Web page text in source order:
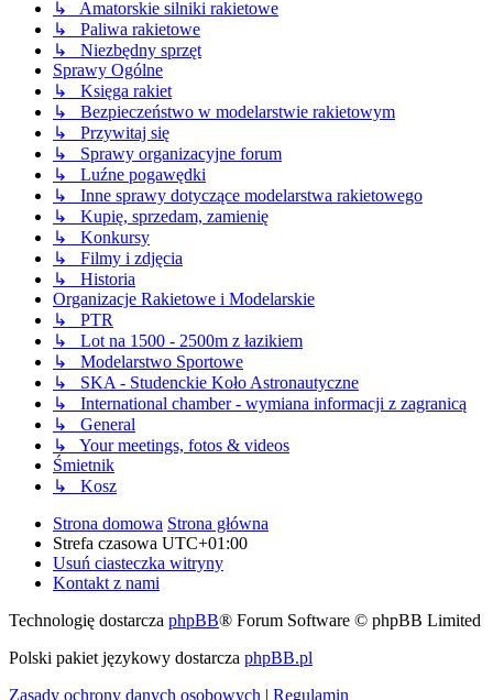
↳ Amatorskie silniki rakietowe
↳ Paliwa rakietowe
↳ Niezbędny sprzęt
Sprawy Ogólne
↳ Księga rakiet
↳ Bezpieczeństwo w modelarstwie rakietowym
↳ Przywitaj się
↳ Sprawy organizacyjne forum
↳ Luźne pogawędki
↳ Inne sprawy dotyczące modelarstwa rakietowego
↳ Kupię, sprzedam, zamienię
↳ Konkursy
↳ Filmy i zdjęcia
↳ Historia
Organizacje Rakietowe i Modelarskie
↳ PTR
↳ Lot na 1500 - 2500m z łazikiem
↳ Modelarstwo Sportowe
↳ SKA - Studenckie Koło Astronautyczne
↳ International chamber - wymiana informacji z zagranicą
↳ General
↳ Your meetings, fotos & videos
Śmietnik
↳ Kosz
Strona domowa Strona główna
Strefa czasowa UTC+01:00
Usuń ciasteczka witryny
Kontakt z nami
Technologię dostarcza phpBB® Forum Software © phpBB Limited
Polski pakiet językowy dostarcza phpBB.pl
Zasady ochrony danych osobowych | Regulamin